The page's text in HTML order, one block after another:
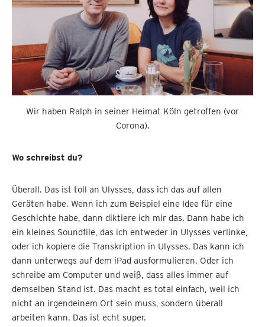
Wir haben Ralph in seiner Heimat Köln getroffen (vor
Corona).
Wo schreibst du?
Überall. Das ist toll an Ulysses, dass ich das auf allen
Geräten habe. Wenn ich zum Beispiel eine Idee für eine
Geschichte habe, dann diktiere ich mir das. Dann habe ich
ein kleines Soundfile, das ich entweder in Ulysses verlinke,
oder ich kopiere die Transkription in Ulysses. Das kann ich
dann unterwegs auf dem iPad ausformulieren. Oder ich
schreibe am Computer und weiß, dass alles immer auf
demselben Stand ist. Das macht es total einfach, weil ich
nicht an irgendeinem Ort sein muss, sondern überall
arbeiten kann. Das ist echt super.